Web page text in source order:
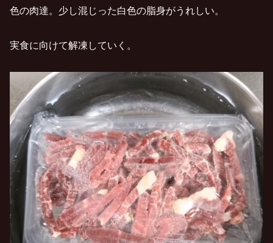
色の肉達。少し混じった白色の脂身がうれしい。
実食に向けて解凍していく。